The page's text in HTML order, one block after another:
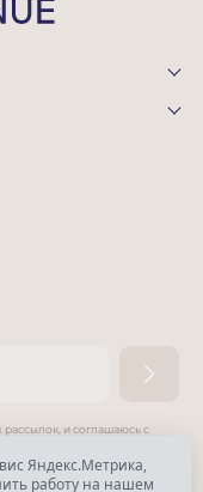
и соглашаюсь с
Яндекс.Метрика,
работу на нашем